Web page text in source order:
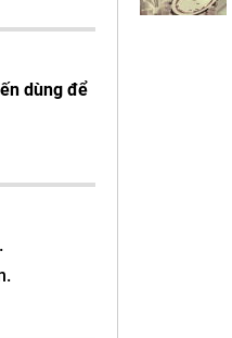
dùng để